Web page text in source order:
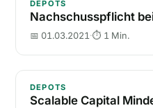
DEPOTS
Nachschusspflicht
📅 01.03.2021 ·⏱ 1 Min.
Scalable Capital
DEPOTS
Scalable Capital